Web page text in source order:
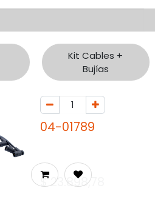
Kit Cables +
Bujías
04-01789
$23.898,78